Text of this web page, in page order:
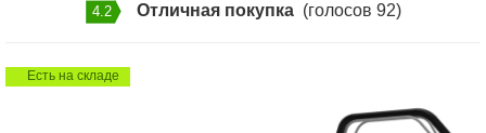
4.2 Отличная покупка(голосов 92)
Есть на складе